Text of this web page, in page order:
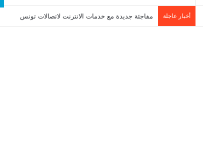
أخبار عاجلة مفاجئة جديدة مع خدمات الانترنت لاتصالات تونس